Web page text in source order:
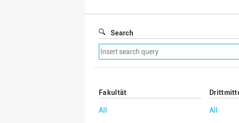
Search
Remove
search
filter
Fakultät
All
All